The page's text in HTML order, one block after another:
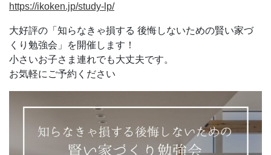
https://ikoken.jp/study-lp/
大好評の「知らなきゃ損する 後悔しないための賢い家づ
くり勉強会」を開催します！
小さいお子さま連れでも大丈夫です。
お気軽にご予約ください